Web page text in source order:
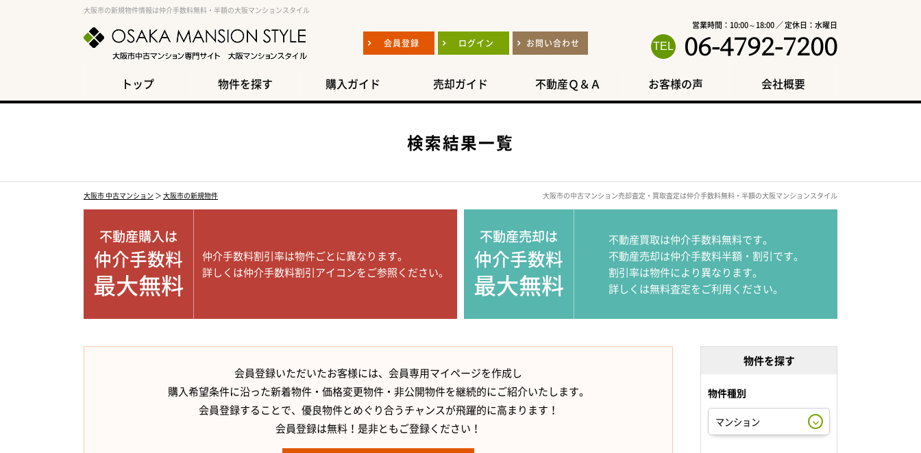
大阪市の新規物件情報は仲介手数料無料・半額の大阪マンションスタイル
会員登録 ログイン お問い合わせ
営業時間：10:00～18:00 ／ 定休日：水曜日
06-4792-7200
トップ 物件を探す 購入ガイド 売却ガイド 不動産Ｑ＆Ａ お客様の声 会社概要
検索結果一覧
大阪市 中古マンション ＞ 大阪市の新規物件 大阪市の中古マンション売却査定・買取査定は仲介手数料無料・半額の大阪マンションスタイル
不動産購入は
仲介手数料
最大無料
仲介手数料割引率は物件ごとに異なります。
詳しくは仲介手数料割引アイコンをご参照ください。
不動産売却は
仲介手数料
最大無料
不動産買取は仲介手数料無料です。
不動産売却は仲介手数料半額・割引です。
割引率は物件により異なります。
詳しくは無料査定をご利用ください。
会員登録いただいたお客様には、会員専用マイページを作成し
購入希望条件に沿った新着物件・価格変更物件・非公開物件を継続的にご紹介いたします。
会員登録することで、優良物件とめぐり合うチャンスが飛躍的に高まります！
会員登録は無料！是非ともご登録ください！
物件を探す
物件種別